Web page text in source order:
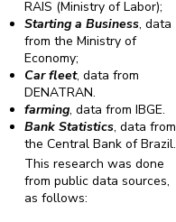
RAIS (Ministry of Labor);
Starting a Business, data
from the Ministry of
Economy;
Car fleet, data from
DENATRAN.
farming, data from IBGE.
Bank Statistics, data from
the Central Bank of Brazil.
This research was done
from public data sources,
as follows: